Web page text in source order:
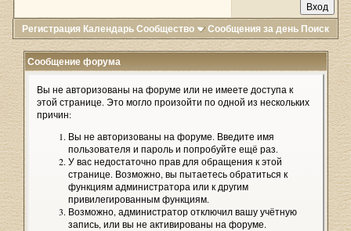
Регистрация КалендарьСообщество Сообщения за день Поиск
Сообщение форума
Вы не авторизованы на форуме или не имеете доступа к
этой странице. Это могло произойти по одной из нескольких
причин:
Вы не авторизованы на форуме. Введите имя
пользователя и пароль и попробуйте ещё раз.
У вас недостаточно прав для обращения к этой
странице. Возможно, вы пытаетесь обратиться к
функциям администратора или к другим
привилегированным функциям.
Возможно, администратор отключил вашу учётную
запись, или вы не активированы на форуме.